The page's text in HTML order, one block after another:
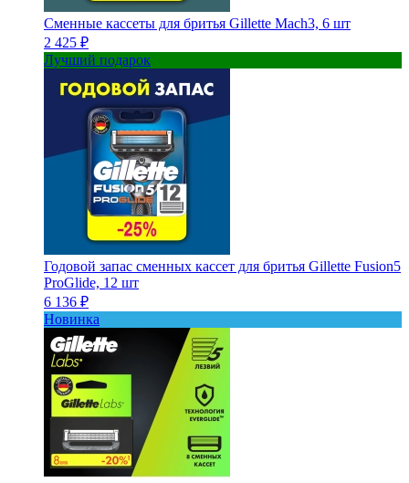
Сменные кассеты для бритья Gillette Mach3, 6 шт
2 425 ₽
Лучший подарок
Годовой запас сменных кассет для бритья Gillette Fusion5
ProGlide, 12 шт
6 136 ₽
Новинка